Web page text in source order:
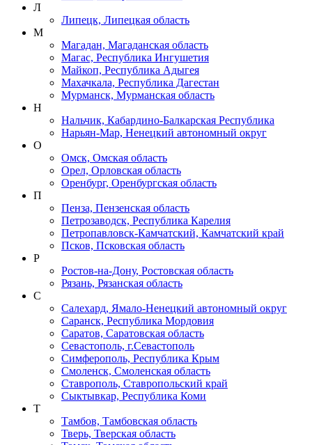
Л
Липецк, Липецкая область
М
Магадан, Магаданская область
Магас, Республика Ингушетия
Майкоп, Республика Адыгея
Махачкала, Республика Дагестан
Мурманск, Мурманская область
Н
Нальчик, Кабардино-Балкарская Республика
Нарьян-Мар, Ненецкий автономный округ
О
Омск, Омская область
Орел, Орловская область
Оренбург, Оренбургская область
П
Пенза, Пензенская область
Петрозаводск, Республика Карелия
Петропавловск-Камчатский, Камчатский край
Псков, Псковская область
Р
Ростов-на-Дону, Ростовская область
Рязань, Рязанская область
С
Салехард, Ямало-Ненецкий автономный округ
Саранск, Республика Мордовия
Саратов, Саратовская область
Севастополь, г.Севастополь
Симферополь, Республика Крым
Смоленск, Смоленская область
Ставрополь, Ставропольский край
Сыктывкар, Республика Коми
Т
Тамбов, Тамбовская область
Тверь, Тверская область